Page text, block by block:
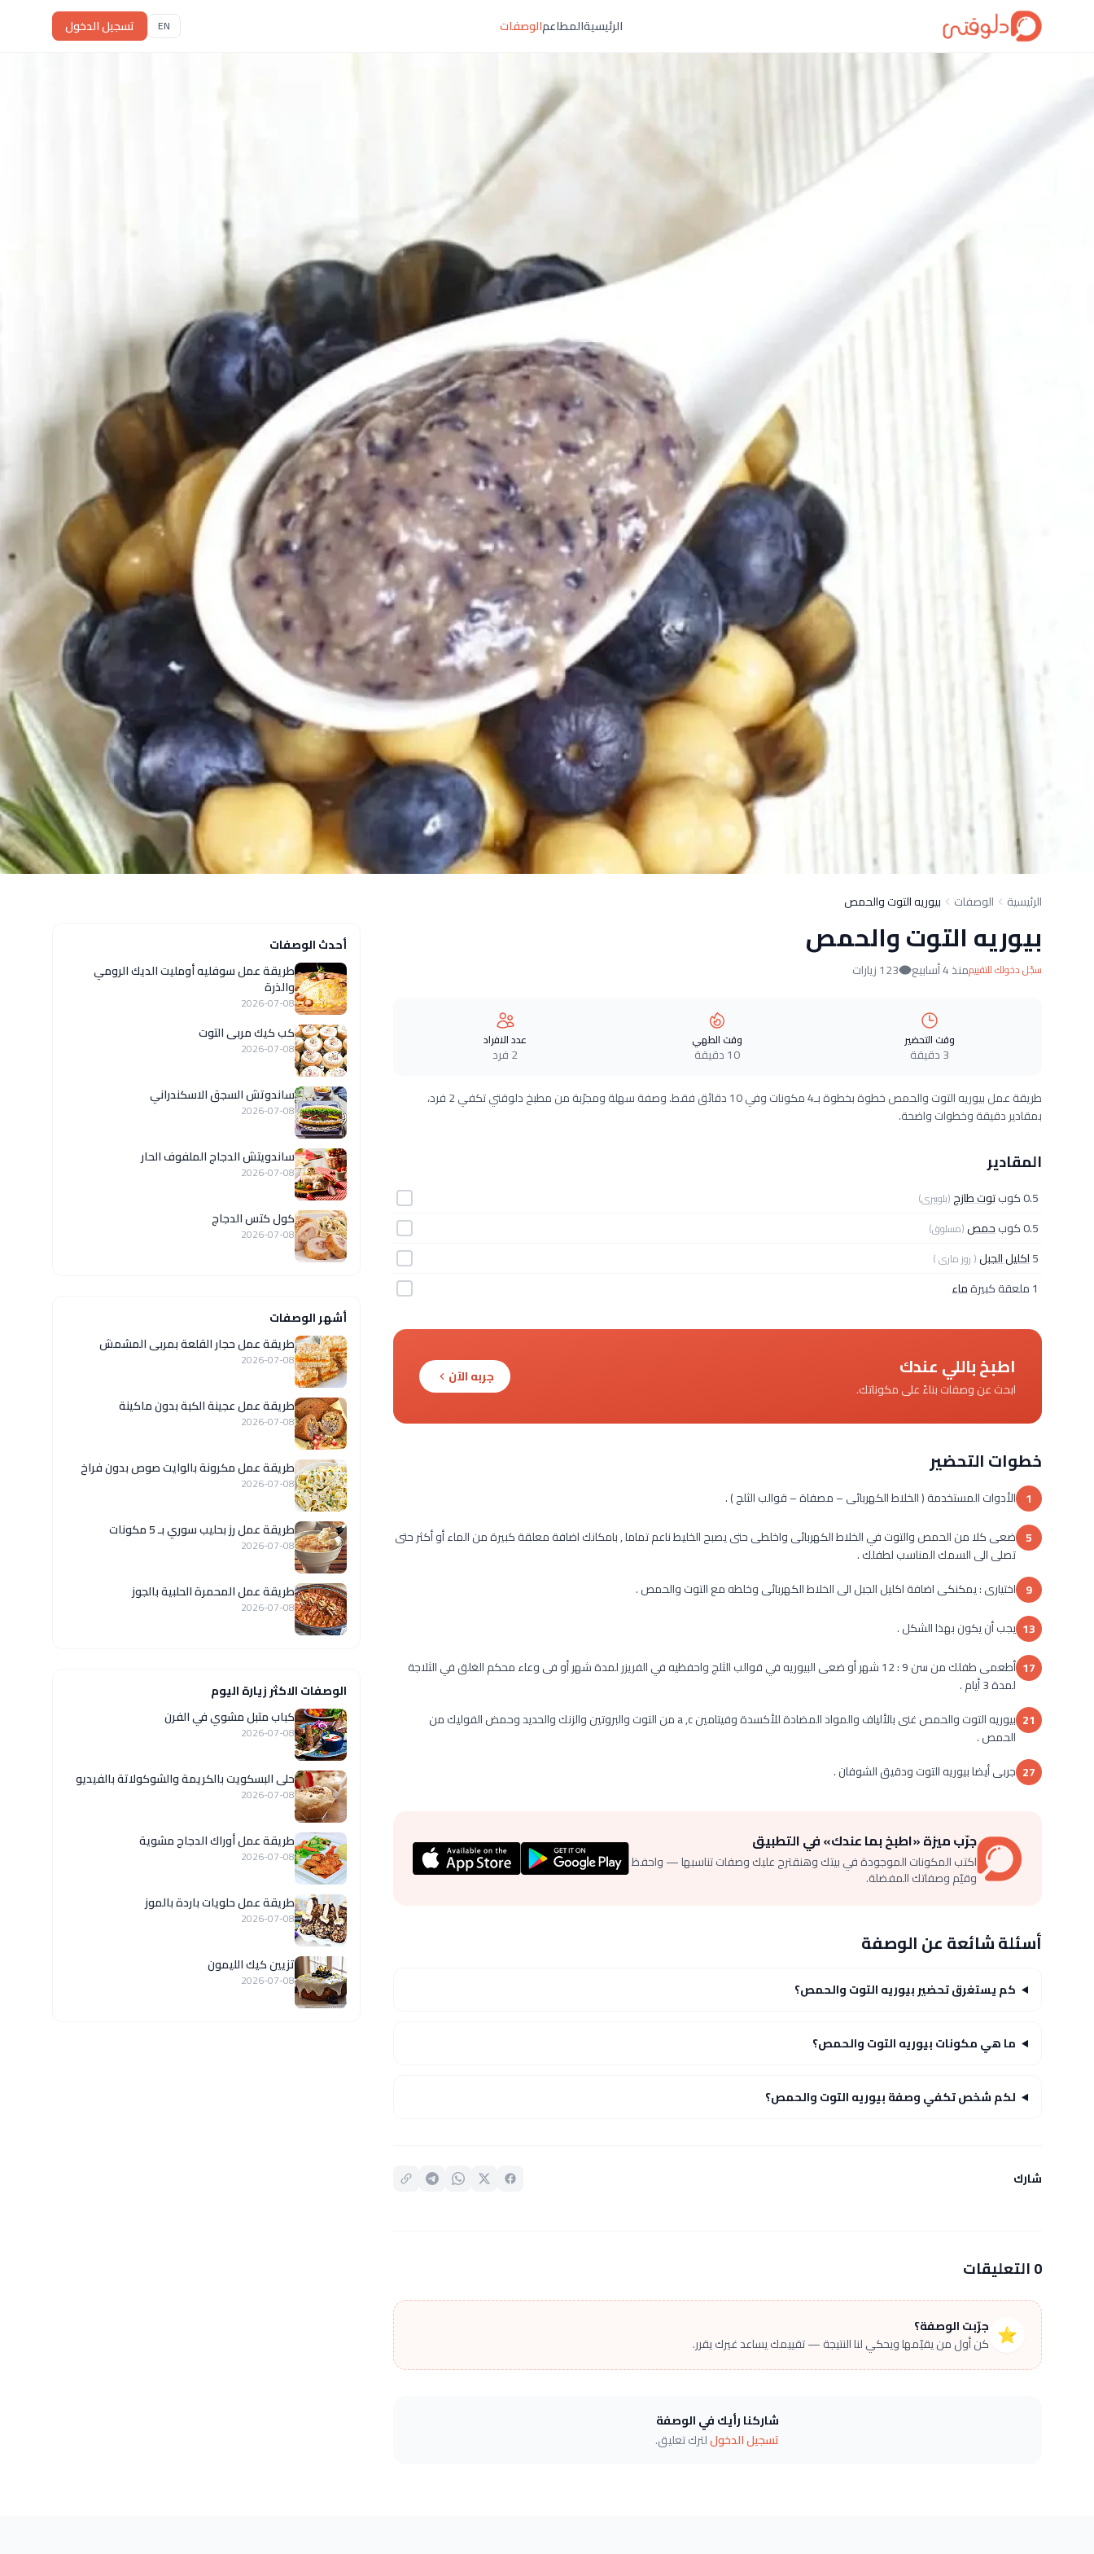
الرئيسيةالمطاعمالوصفات EN تسجيل الدخول
الرئيسية الوصفات بيوريه التوت والحمص
بيوريه التوت والحمص
سجّل دخولك للتقييممنذ 4 أسابيع 123 زيارات
وقت التحضير
3 دقيقة
وقت الطهي
10 دقيقة
عدد الافراد
2 فرد
طريقة عمل بيوريه التوت والحمص خطوة بخطوة بـ4 مكونات وفي 10 دقائق فقط. وصفة سهلة ومجرّبة من مطبخ دلوقتي تكفي 2 فرد،
بمقادير دقيقة وخطوات واضحة.
المقادير
0.5 كوب توت طازج(بلوبيرى)
0.5 كوب حمص(مسلوق)
5اكليل الجبل( روز مارى )
1 ملعقة كبيرة ماء
اطبخ باللي عندك
ابحث عن وصفات بناءً على مكوناتك.
جربه الآن
خطوات التحضير
1 الأدوات المستخدمة ( الخلاط الكهربائى – مصفاة – قوالب الثلج ) .
5 ضعى كلا من الحمص والتوت في الخلاط الكهربائى واخلطى حتى يصبح الخليط ناعم تماما , بامكانك اضافة معلقة كبيرة من الماء أو أكثر حتى
تصلى الى السمك المناسب لطفلك .
9 اختيارى : يمكنكى اضافة اكليل الجبل الى الخلاط الكهربائى وخلطه مع التوت والحمص .
13 يجب أن يكون بهذا الشكل .
17
أطعمى طفلك من سن 9 : 12 شهر أو ضعى البيوريه في قوالب الثلج واحفظيه في الفريزر لمدة شهر أو فى وعاء محكم الغلق في الثلاجة
لمدة 3 أيام .
21
بيوريه التوت والحمص غنى بالألياف والمواد المضادة للأكسدة وفيتامين a ,c من التوت والبروتين والزنك والحديد وحمض الفوليك من
الحمص .
27 جربى أيضا بيوريه التوت ودقيق الشوفان .
جرّب ميزة «اطبخ بما عندك» في التطبيق
اكتب المكونات الموجودة في بيتك وهنقترح عليك وصفات تناسبها — واحفظ
وقيّم وصفاتك المفضلة.
أسئلة شائعة عن الوصفة
كم يستغرق تحضير بيوريه التوت والحمص؟
ما هي مكونات بيوريه التوت والحمص؟
لكم شخص تكفي وصفة بيوريه التوت والحمص؟
شارك
0 التعليقات
⭐ جرّبت الوصفة؟
كن أول من يقيّمها ويحكي لنا النتيجة — تقييمك يساعد غيرك يقرر.
شاركنا رأيك في الوصفة
تسجيل الدخوللترك تعليق.
أحدث الوصفات
طريقة عمل سوفليه أومليت الديك الرومي
والذرة
2026-07-08
كب كيك مربى التوت
2026-07-08
ساندوتش السجق الاسكندراني
2026-07-08
ساندويتش الدجاج الملفوف الحار
2026-07-08
كول كتس الدجاج
2026-07-08
أشهر الوصفات
طريقة عمل حجار القلعة بمربى المشمش
2026-07-08
طريقة عمل عجينة الكبة بدون ماكينة
2026-07-08
طريقة عمل مكرونة بالوايت صوص بدون فراخ
2026-07-08
طريقة عمل رز بحليب سوري بـ 5 مكونات
2026-07-08
طريقة عمل المحمرة الحلبية بالجوز
2026-07-08
الوصفات الاكثر زيارة اليوم
كباب متبل مشوي في الفرن
2026-07-08
حلى البسكويت بالكريمة والشوكولاتة بالفيديو
2026-07-08
طريقة عمل أوراك الدجاج مشوية
2026-07-08
طريقة عمل حلويات باردة بالموز
2026-07-08
تزيين كيك الليمون
2026-07-08